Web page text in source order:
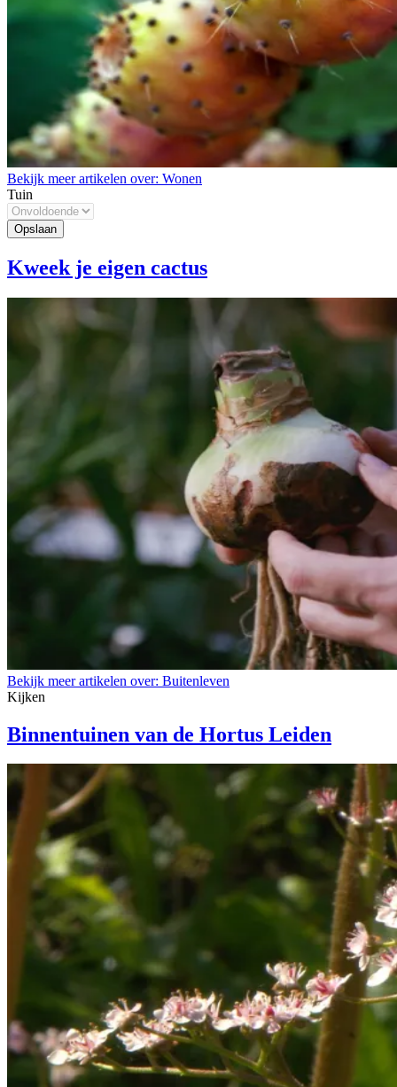
Bekijk meer artikelen over: Wonen
Tuin
Kweek je eigen cactus
Bekijk meer artikelen over: Buitenleven
Kijken
Binnentuinen van de Hortus Leiden